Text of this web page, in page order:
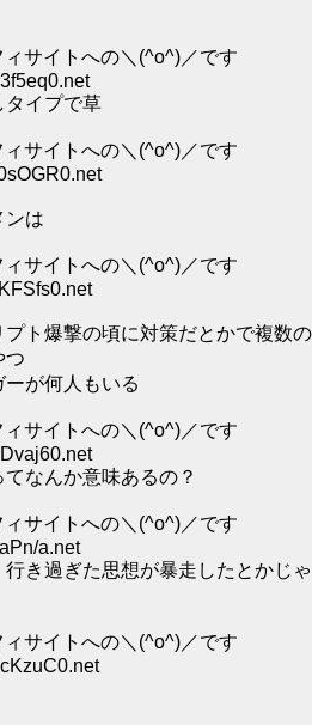
サイトへの＼(^o^)／です
タイプで草
サイトへの＼(^o^)／です
ンは
サイトへの＼(^o^)／です
ト爆撃の頃に対策だとかで複数の
つ
が何人もいる
サイトへの＼(^o^)／です
なんか意味あるの？
サイトへの＼(^o^)／です
a.net
き過ぎた思想が暴走したとかじゃ
サイトへの＼(^o^)／です